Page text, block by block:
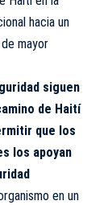
hacia un
mayor
siguen
de Haití
que los
los apoyan
en un